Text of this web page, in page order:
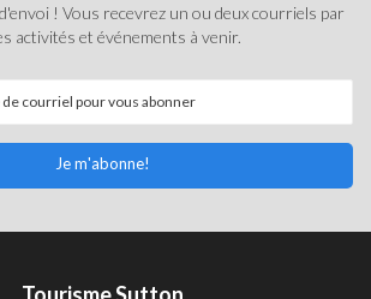
! Vous recevrez un ou deux courriels par
activités et événements à venir.
Je m'abonne!